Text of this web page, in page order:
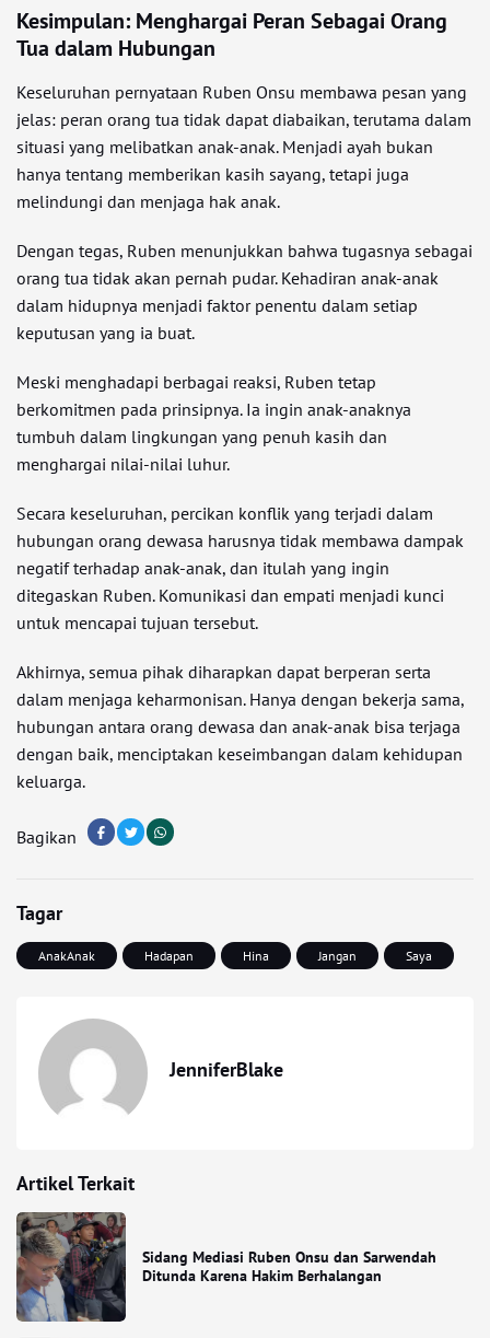
Kesimpulan: Menghargai Peran Sebagai Orang
Tua dalam Hubungan
Keseluruhan pernyataan Ruben Onsu membawa pesan yang
jelas: peran orang tua tidak dapat diabaikan, terutama dalam
situasi yang melibatkan anak-anak. Menjadi ayah bukan
hanya tentang memberikan kasih sayang, tetapi juga
melindungi dan menjaga hak anak.
Dengan tegas, Ruben menunjukkan bahwa tugasnya sebagai
orang tua tidak akan pernah pudar. Kehadiran anak-anak
dalam hidupnya menjadi faktor penentu dalam setiap
keputusan yang ia buat.
Meski menghadapi berbagai reaksi, Ruben tetap
berkomitmen pada prinsipnya. Ia ingin anak-anaknya
tumbuh dalam lingkungan yang penuh kasih dan
menghargai nilai-nilai luhur.
Secara keseluruhan, percikan konflik yang terjadi dalam
hubungan orang dewasa harusnya tidak membawa dampak
negatif terhadap anak-anak, dan itulah yang ingin
ditegaskan Ruben. Komunikasi dan empati menjadi kunci
untuk mencapai tujuan tersebut.
Akhirnya, semua pihak diharapkan dapat berperan serta
dalam menjaga keharmonisan. Hanya dengan bekerja sama,
hubungan antara orang dewasa dan anak-anak bisa terjaga
dengan baik, menciptakan keseimbangan dalam kehidupan
keluarga.
Bagikan
Tagar
AnakAnak Hadapan Hina Jangan Saya
JenniferBlake
Artikel Terkait
Sidang Mediasi Ruben Onsu dan Sarwendah
Ditunda Karena Hakim Berhalangan